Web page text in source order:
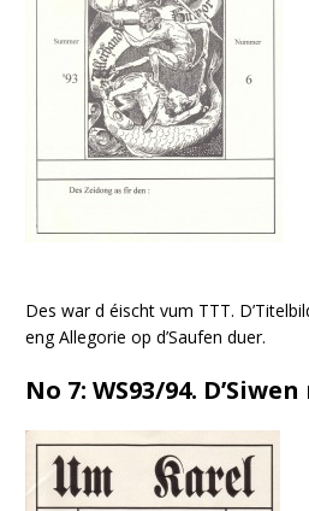
Des war d éischt vum TTT.
eng Allegorie op d’Saufen duer.
No 7: WS93/94.